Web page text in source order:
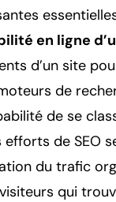
en ligne
d’un site
de
de se
efforts de SEO
du trafic
qui